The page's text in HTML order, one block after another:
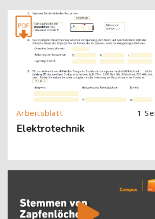
[Cocoon] About (Text with Image)
1
Elektrotechnik
[Cocoon] About (Text with Image)